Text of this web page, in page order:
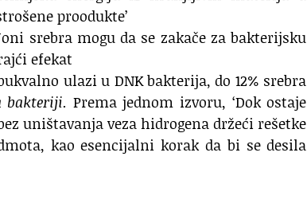
proodukte’
srebra mogu da se zakače za bakterijsku
efekat
ulazi u DNK bakterija, do 12% srebra
bakteriji. Prema jednom izvoru, ‘Dok ostaje
uništavanja veza hidrogena držeći rešetke
kao esencijalni korak da bi se desila